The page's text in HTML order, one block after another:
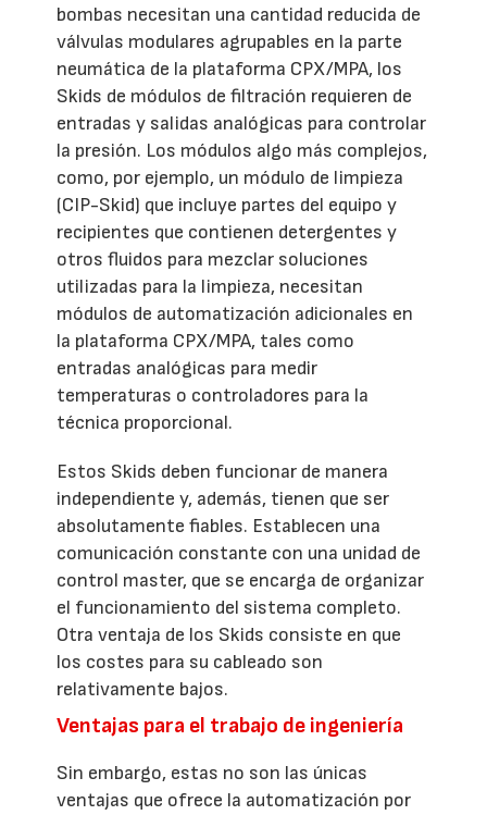
bombas necesitan una cantidad reducida de
válvulas modulares agrupables en la parte
neumática de la plataforma CPX/MPA, los
Skids de módulos de filtración requieren de
entradas y salidas analógicas para controlar
la presión. Los módulos algo más complejos,
como, por ejemplo, un módulo de limpieza
(CIP-Skid) que incluye partes del equipo y
recipientes que contienen detergentes y
otros fluidos para mezclar soluciones
utilizadas para la limpieza, necesitan
módulos de automatización adicionales en
la plataforma CPX/MPA, tales como
entradas analógicas para medir
temperaturas o controladores para la
técnica proporcional.
Estos Skids deben funcionar de manera
independiente y, además, tienen que ser
absolutamente fiables. Establecen una
comunicación constante con una unidad de
control master, que se encarga de organizar
el funcionamiento del sistema completo.
Otra ventaja de los Skids consiste en que
los costes para su cableado son
relativamente bajos.
Ventajas para el trabajo de ingeniería
Sin embargo, estas no son las únicas
ventajas que ofrece la automatización por